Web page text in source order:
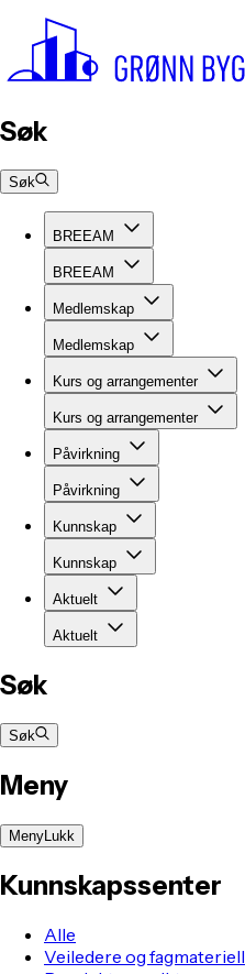
Søk
Søk
BREEAM
BREEAM
Medlemskap
Medlemskap
Kurs og arrangementer
Kurs og arrangementer
Påvirkning
Påvirkning
Kunnskap
Kunnskap
Aktuelt
Aktuelt
Søk
Søk
Meny
MenyLukk
Kunnskapssenter
Alle
Veiledere og fagmateriell